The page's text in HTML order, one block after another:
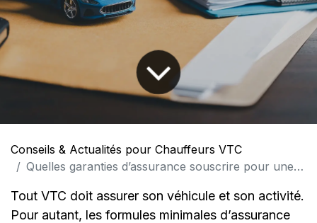
Conseils & Actualités pour Chauffeurs VTC
Quelles garanties d’assurance souscrire pour une couverture optimale ?
Tout VTC doit assurer son véhicule et son activité.
Pour autant, les formules minimales d’assurance